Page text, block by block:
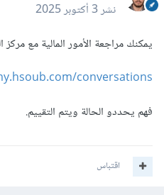
نشر3 أكتوبر 2025
يمكنك مراجعة الأمور المالية مع
conversations
فهم يحددو الحالة ويتم التقييم.
اقتباس